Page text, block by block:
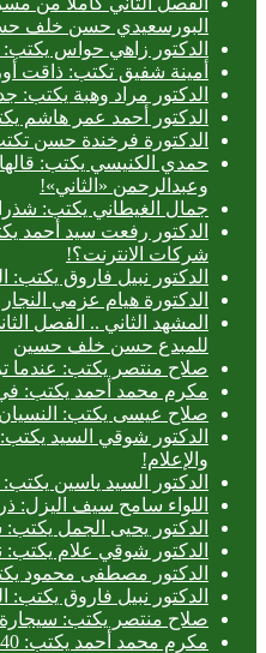
البورسعيدي حسن خلف
الدكتور زاهي حواس يكتب:
أمينة شفيق تكتب: ذاقت
الدكتور مراد وهبة يكتب:
الدكتور أحمد عمر هاشم
الدكتورة فرخندة حسن
حمدي الكنيسي يكتب:
وعبدالرحمن «الثاني»!
جمال الغيطاني يكتب:
الدكتور رفعت سيد أحمد
شركات الانترنت؟!
الدكتور نبيل فاروق
الدكتورة هيام عزمي
المشهد الثاني .. الفصل
للمبدع حسن خلف حسين
صلاح منتصر يكتب: عندما
مكرم محمد أحمد يكتب: في
صلاح عيسى يكتب:
الدكتور شوقي السيد يكتب:
والإعلام!
الدكتور السيد ياسين يكتب:
اللواء سامح سيف اليزل:
الدكتور يحيى الجمل يكتب:
الدكتور شوقي علام
الدكتور مصطفى محمود
الدكتور نبيل فاروق يكتب:
صلاح منتصر يكتب:
مكرم محمد أحمد يكتب: 40 سنة حفائر